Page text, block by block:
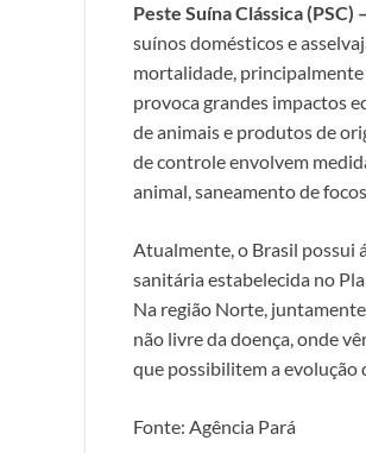
Peste Suína Clássica (PSC) –
suínos domésticos e
mortalidade, principalmente
provoca grandes impactos
de animais e produtos de
de controle envolvem
animal, saneamento de
Atualmente, o Brasil possui
sanitária estabelecida no
Na região Norte,
não livre da doença, onde
que possibilitem a evolução
Fonte: Agência Pará